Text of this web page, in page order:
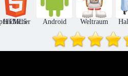
Tempel Quest
Fluchtplan für
das Gefängnis
HTML5 Android Weltraum